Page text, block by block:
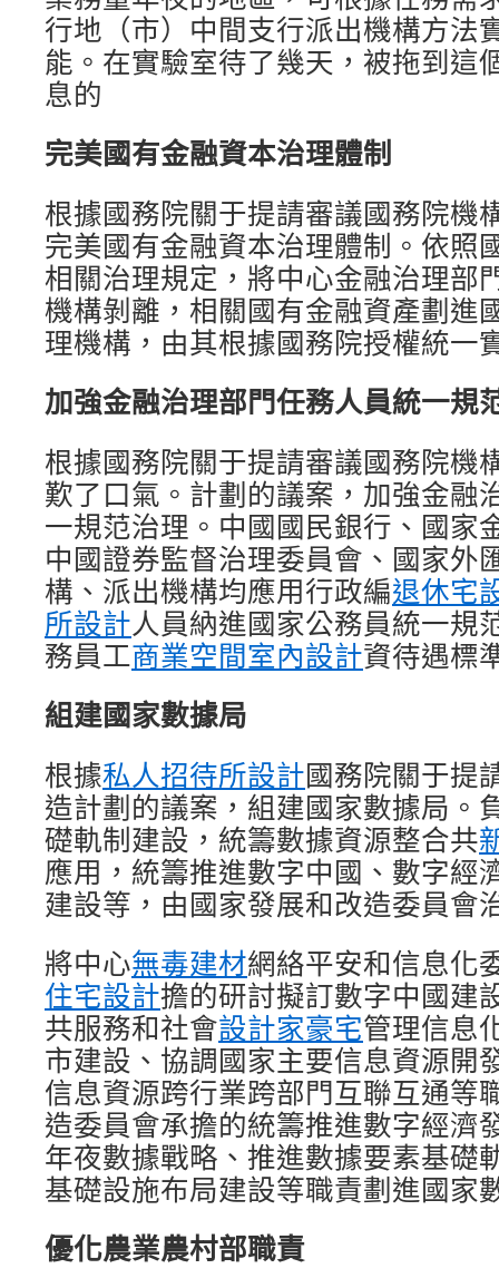
行地（市）中間支行派出機構方法
能。在實驗室待了幾天，被拖到這
息的
完美國有金融資本治理體制
根據國務院關于提請審議國務院機
完美國有金融資本治理體制。依照
相關治理規定，將中心金融治理部
機構剝離，相關國有金融資產劃進
理機構，由其根據國務院授權統一
加強金融治理部門任務人員統一規
根據國務院關于提請審議國務院機
歎了口氣。計劃的議案，加強金融
一規范治理。中國國民銀行、國家
中國證券監督治理委員會、國家外
構、派出機構均應用行政編退休宅
所設計人員納進國家公務員統一規
務員工商業空間室內設計資待遇標
組建國家數據局
根據私人招待所設計國務院關于提
造計劃的議案，組建國家數據局。
礎軌制建設，統籌數據資源整合共
應用，統籌推進數字中國、數字經
建設等，由國家發展和改造委員會
將中心無毒建材網絡平安和信息化
住宅設計擔的研討擬訂數字中國建
共服務和社會設計家豪宅管理信息
市建設、協調國家主要信息資源開
信息資源跨行業跨部門互聯互通等
造委員會承擔的統籌推進數字經濟
年夜數據戰略、推進數據要素基礎
基礎設施布局建設等職責劃進國家
優化農業農村部職責